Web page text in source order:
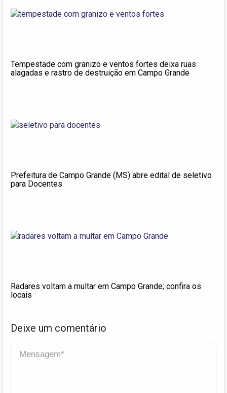
Tempestade com granizo e ventos fortes deixa ruas
alagadas e rastro de destruição em Campo Grande
Prefeitura de Campo Grande (MS) abre edital de seletivo
para Docentes
Radares voltam a multar em Campo Grande; confira os
locais
Deixe um comentário